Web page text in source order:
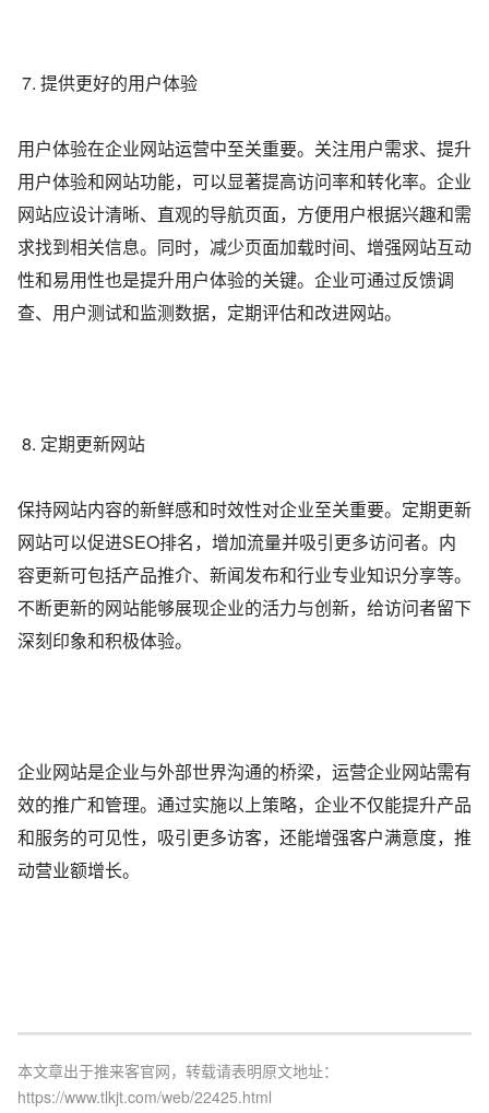
7. 提供更好的用户体验
用户体验在企业网站运营中至关重要。关注用户需求、提升
用户体验和网站功能，可以显著提高访问率和转化率。企业
网站应设计清晰、直观的导航页面，方便用户根据兴趣和需
求找到相关信息。同时，减少页面加载时间、增强网站互动
性和易用性也是提升用户体验的关键。企业可通过反馈调
查、用户测试和监测数据，定期评估和改进网站。
8. 定期更新网站
保持网站内容的新鲜感和时效性对企业至关重要。定期更新
网站可以促进SEO排名，增加流量并吸引更多访问者。内
容更新可包括产品推介、新闻发布和行业专业知识分享等。
不断更新的网站能够展现企业的活力与创新，给访问者留下
深刻印象和积极体验。
企业网站是企业与外部世界沟通的桥梁，运营企业网站需有
效的推广和管理。通过实施以上策略，企业不仅能提升产品
和服务的可见性，吸引更多访客，还能增强客户满意度，推
动营业额增长。
本文章出于推来客官网，转载请表明原文地址：
https://www.tlkjt.com/web/22425.html